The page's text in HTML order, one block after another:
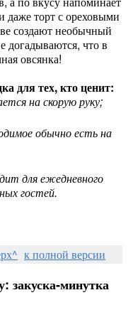
торт с ореховыми
создают необычный
догадываются, что в
овсянка!
для тех, кто ценит:
на скорую руку;
обычно есть на
для ежедневного
гостей.
к полной версии
закуска‑минутка